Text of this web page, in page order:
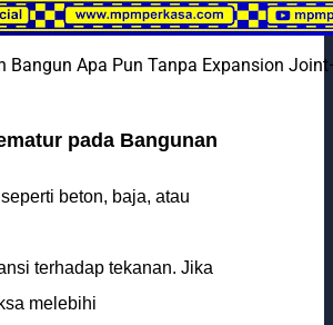
Bangun Apa Pun Tanpa Expansion
pada Bangunan
beton, baja, atau
terhadap tekanan. Jika
melebihi